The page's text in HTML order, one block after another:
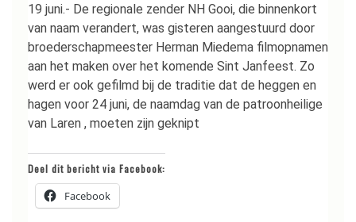
19 juni.- De regionale zender NH Gooi, die binnenkort
van naam verandert, was gisteren aangestuurd door
broederschapmeester Herman Miedema filmopnamen
aan het maken over het komende Sint Janfeest. Zo
werd er ook gefilmd bij de traditie dat de heggen en
hagen voor 24 juni, de naamdag van de patroonheilige
van Laren , moeten zijn geknipt
Deel dit bericht via Facebook:
Facebook